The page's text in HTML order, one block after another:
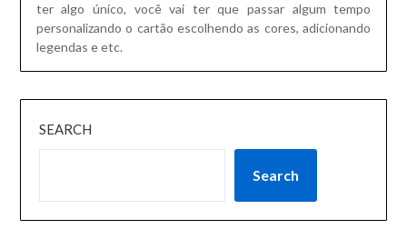
ter algo único, você vai ter que passar algum tempo
personalizando o cartão escolhendo as cores, adicionando
legendas e etc.
SEARCH
Search